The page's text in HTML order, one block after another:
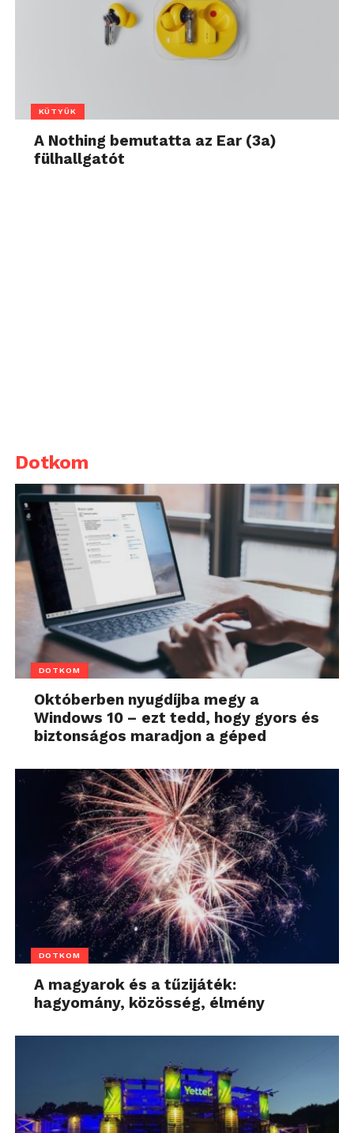
KÜTYÜK
A Nothing bemutatta az Ear (3a)
fülhallgatót
Dotkom
DOTKOM
Októberben nyugdíjba megy a
Windows 10 – ezt tedd, hogy gyors és
biztonságos maradjon a géped
DOTKOM
A magyarok és a tűzijáték:
hagyomány, közösség, élmény